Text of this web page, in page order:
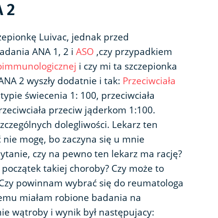
2
Luivac, jednak przed
ANA 1, 2 i ASO ,czy przypadkiem
i czy mi ta szczepionka
2 wyszły dodatnie i tak: Przeciwciała
świecenia 1: 100, przeciwciała
przeciw jąderkom 1:100.
dolegliwości. Lekarz ten
mogę, bo zaczyna się u mnie
czy na pewno ten lekarz ma rację?
takiej choroby? Czy może to
powinnam wybrać się do reumatologa
miałam robione badania na
wątroby i wynik był następujacy: